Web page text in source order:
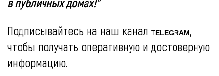
в публичных домах!"
Подписывайтесь на наш канал TELEGRAM,
чтобы получать оперативную и достоверную
информацию.